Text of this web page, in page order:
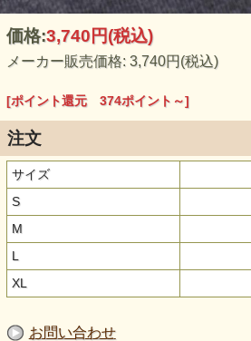
価格:3,740円(税込)
メーカー販売価格: 3,740円(税込)
[ポイント還元 374ポイント～]
注文
サイズ
S
M
L
XL
お問い合わせ